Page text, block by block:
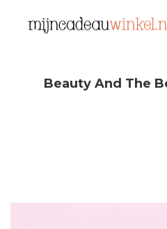
Beauty And The